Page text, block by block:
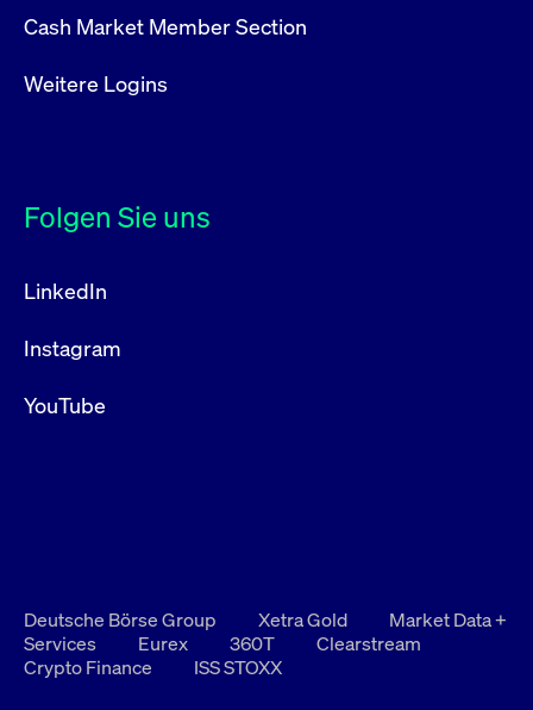
Cash Market Member Section
Weitere Logins
Folgen Sie uns
LinkedIn
Instagram
YouTube
Deutsche Börse Group Xetra Gold
Market Data +
Services
Eurex 360T
Clearstream
Crypto Finance
ISS STOXX